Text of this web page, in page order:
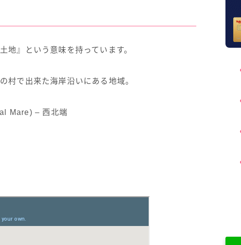
地』という意味を持っています。
村で出来た海岸沿いにある地域。
Mare) – 西北端